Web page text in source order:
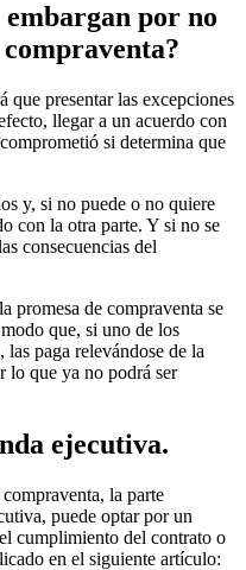
embargan por no
presentar las excepciones
llegar a un acuerdo con
si determina que
y, si no puede o no quiere
con la otra parte. Y si no se
consecuencias del
promesa de compraventa se
que, si uno de los
paga relevándose de la
lo que ya no podrá ser
ejecutiva.
la parte
puede optar por un
cumplimiento del contrato o
en el siguiente artículo: